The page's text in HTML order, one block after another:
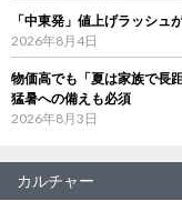
「中東発」値上げラッシ
2026年8月4日
物価高でも「夏は家族で長
猛暑への備えも必須
2026年8月3日
カルチャー